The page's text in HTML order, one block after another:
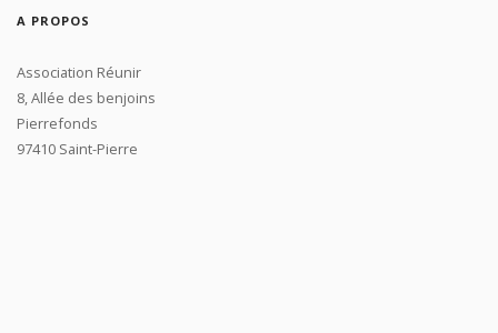
A PROPOS
Association Réunir
8, Allée des benjoins
Pierrefonds
97410 Saint-Pierre